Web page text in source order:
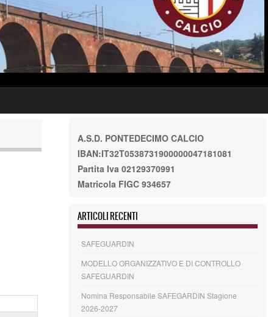
A.S.D. PONTEDECIMO CALCIO
IBAN:IT32T0538731900000047181081
Partita Iva 02129370991
Matricola FIGC 934657
ARTICOLI RECENTI
SAFEGUARDIN
MODELLO ORGANIZZATIVO E DI CONTROLLO
SAFEGUARDIN
Nomina Responsabile SAFEGARDIN Stagione
2026-2027